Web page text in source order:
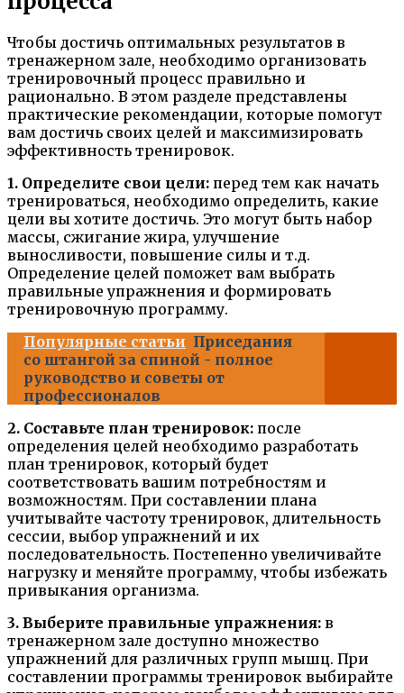
Чтобы достичь оптимальных результатов в
тренажерном зале, необходимо организовать
тренировочный процесс правильно и
рационально. В этом разделе представлены
практические рекомендации, которые помогут
вам достичь своих целей и максимизировать
эффективность тренировок.
1. Определите свои цели: перед тем как начать
тренироваться, необходимо определить, какие
цели вы хотите достичь. Это могут быть набор
массы, сжигание жира, улучшение
выносливости, повышение силы и т.д.
Определение целей поможет вам выбрать
правильные упражнения и формировать
тренировочную программу.
Популярные статьи Приседания
со штангой за спиной - полное
руководство и советы от
профессионалов
2. Составьте план тренировок: после
определения целей необходимо разработать
план тренировок, который будет
соответствовать вашим потребностям и
возможностям. При составлении плана
учитывайте частоту тренировок, длительность
сессии, выбор упражнений и их
последовательность. Постепенно увеличивайте
нагрузку и меняйте программу, чтобы избежать
привыкания организма.
3. Выберите правильные упражнения: в
тренажерном зале доступно множество
упражнений для различных групп мышц. При
составлении программы тренировок выбирайте